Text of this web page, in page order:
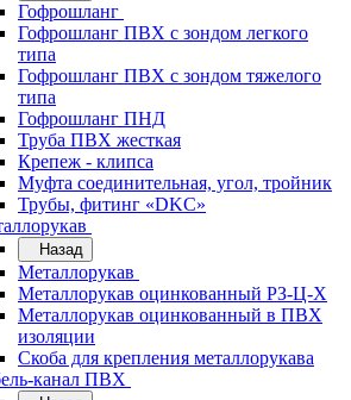
Гофрошланг
Гофрошланг ПВХ с зондом легкого
типа
Гофрошланг ПВХ с зондом тяжелого
типа
Гофрошланг ПНД
Труба ПВХ жесткая
Крепеж - клипса
Муфта соединительная, угол, тройник
Трубы, фитинг «DKC»
Назад
Металлорукав
Металлорукав оцинкованный РЗ-Ц-Х
Металлорукав оцинкованный в ПВХ
изоляции
Скоба для крепления металлорукава
канал ПВХ